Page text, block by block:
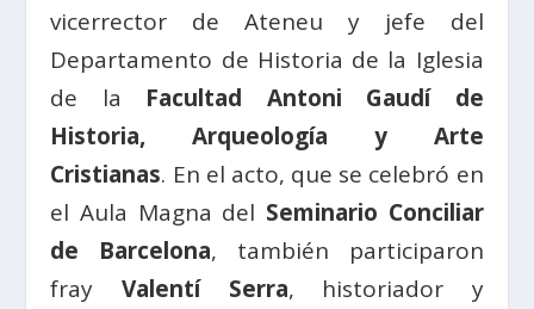
vicerrector de Ateneu y jefe del
Departamento de Historia de la Iglesia
de la Facultad Antoni Gaudí de
Historia, Arqueología y Arte
Cristianas. En el acto, que se celebró en
el Aula Magna del Seminario Conciliar
de Barcelona, también participaron
fray Valentí Serra, historiador y